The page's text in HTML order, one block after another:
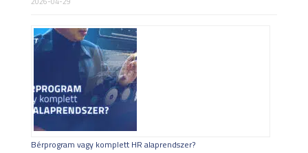
Bérprogram vagy komplett HR alaprendszer?